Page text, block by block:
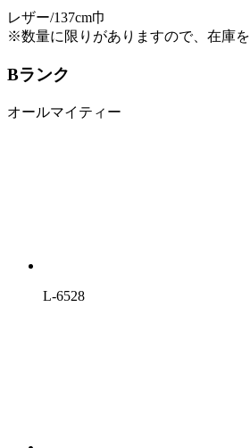
レザー/137cm巾
※数量に限りがありますので、在庫を
Bランク
オールマイティー
L-6528